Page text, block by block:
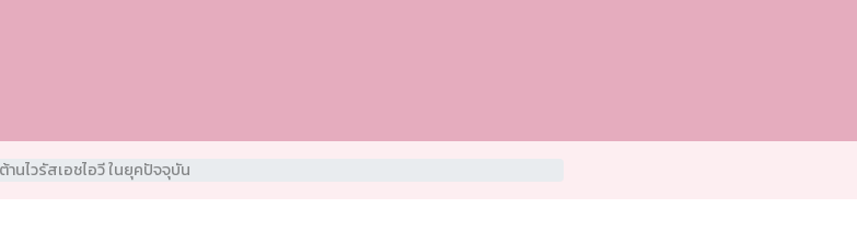
านไวรัสเอชไอวี ในยุคปัจจุบัน